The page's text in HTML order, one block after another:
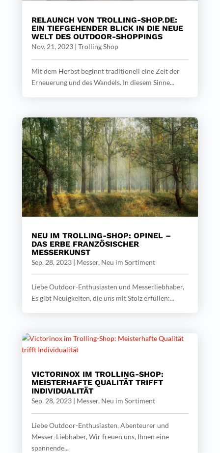
RELAUNCH VON TROLLING-SHOP.DE:
EIN TIEFGEHENDER BLICK IN DIE NEUE
WELT DES OUTDOOR-SHOPPINGS
Nov. 21, 2023| Trolling Shop
Mit dem Herbst beginnt traditionell eine Zeit der
Erneuerung und des Wandels. In diesem Sinne...
NEU IM TROLLING-SHOP: OPINEL –
DAS ERBE FRANZÖSISCHER
MESSERKUNST
Sep. 28, 2023| Messer, Neu im Sortiment
Liebe Outdoor-Enthusiasten und Messerliebhaber,
Es gibt Neuigkeiten, die uns mit Stolz erfüllen:...
VICTORINOX IM TROLLING-SHOP:
MEISTERHAFTE QUALITÄT TRIFFT
INDIVIDUALITÄT
Sep. 28, 2023| Messer, Neu im Sortiment
Liebe Outdoor-Enthusiasten, Abenteurer und
Messer-Liebhaber, Wir freuen uns, Ihnen eine
spannende...